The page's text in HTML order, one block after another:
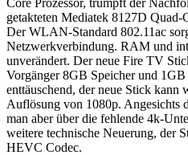
getakteten Mediatek 8127D
Der WLAN-Standard 802.11ac
Netzwerkverbindung. RAM und
unverändert. Der neue Fire TV
Vorgänger 8GB Speicher und
enttäuschend, der neue Stick kann
Auflösung von 1080p. Angesichts
man aber über die fehlende 4k-
weitere technische Neuerung, der
HEVC Codec.